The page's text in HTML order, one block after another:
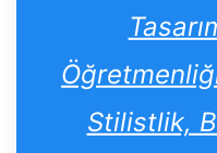
Stilistlik,